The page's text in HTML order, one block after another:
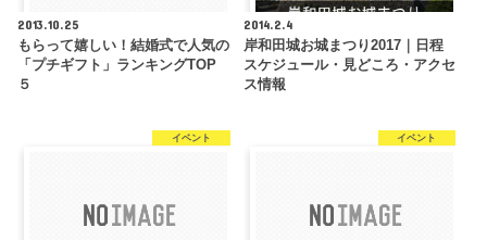
2013.10.25
もらって嬉しい！結婚式で人気の
「プチギフト」ランキングTOP
５
2014.2.4
岸和田城お城まつり2017｜日程
スケジュール・見どころ・アクセ
ス情報
イベント イベント